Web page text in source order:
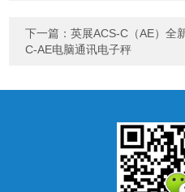
下一篇：英展ACS-C（AE）全
C-AE电脑通讯电子秤